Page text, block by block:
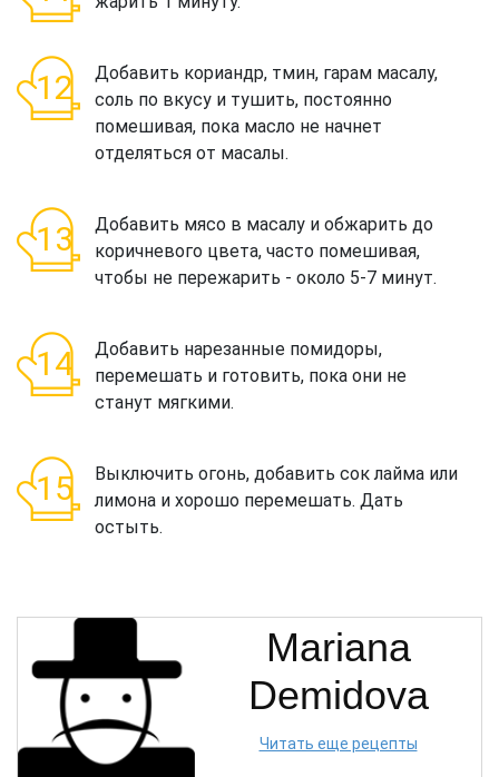
Добавить кориандр, тмин, гарам масалу,
соль по вкусу и тушить, постоянно
помешивая, пока масло не начнет
отделяться от масалы.
Добавить мясо в масалу и обжарить до
коричневого цвета, часто помешивая,
чтобы не пережарить - около 5-7 минут.
Добавить нарезанные помидоры,
перемешать и готовить, пока они не
станут мягкими.
Выключить огонь, добавить сок лайма или
лимона и хорошо перемешать. Дать
остыть.
Mariana
Demidova
Читать еще рецепты